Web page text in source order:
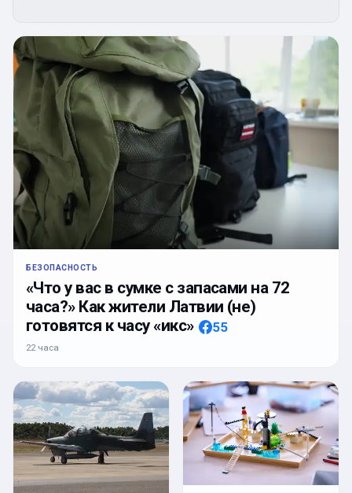
БЕЗОПАСНОСТЬ
«Что у вас в сумке с запасами на 72
часа?» Как жители Латвии (не)
готовятся к часу «икс»
55
22 часа